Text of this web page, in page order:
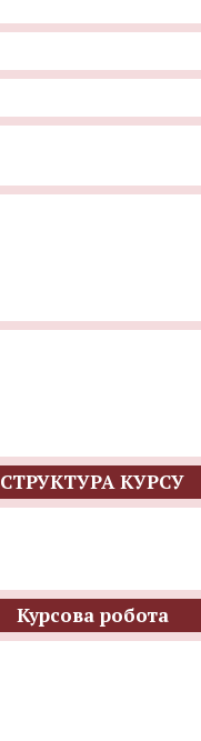
СТРУКТУРА КУРСУ
Курсова робота